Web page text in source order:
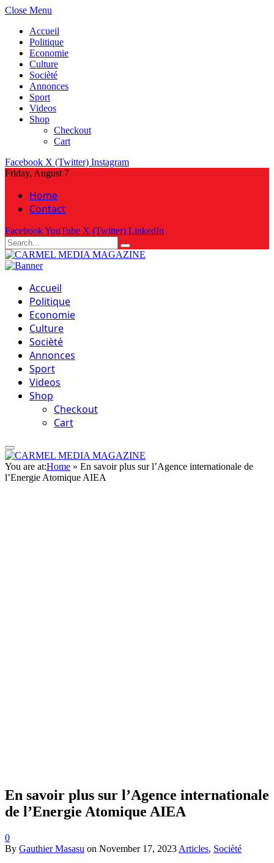
Close Menu
Accueil
Politique
Economie
Culture
Socièté
Annonces
Sport
Videos
Shop
Checkout
Cart
Facebook X (Twitter) Instagram
Friday, August 7
Home
Contact
FacebookYouTube X (Twitter) LinkedIn
Accueil
Politique
Economie
Culture
Socièté
Annonces
Sport
Videos
Shop
Checkout
Cart
You are at:Home » En savoir plus sur l’Agence internationale de
l’Energie Atomique AIEA
En savoir plus sur l’Agence internationale
de l’Energie Atomique AIEA
0
By Gauthier Masasu on November 17, 2023 Articles, Socièté